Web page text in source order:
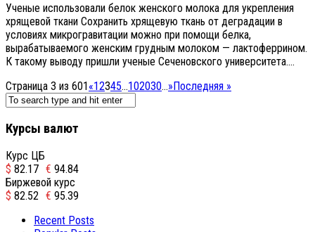
Ученые использовали белок женского молока для укрепления
хрящевой ткани Сохранить хрящевую ткань от деградации в
условиях микрогравитации можно при помощи белка,
вырабатываемого женским грудным молоком — лактоферрином.
К такому выводу пришли ученые Сеченовского университета....
Страница 3 из 601«12345...102030...»Последняя »
Курсы валют
Курс ЦБ
$ 82.17 € 94.84
Биржевой курс
$ 82.52 € 95.39
Recent Posts